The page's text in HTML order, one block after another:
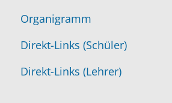
Organigramm
Direkt-Links (Schüler)
Direkt-Links (Lehrer)